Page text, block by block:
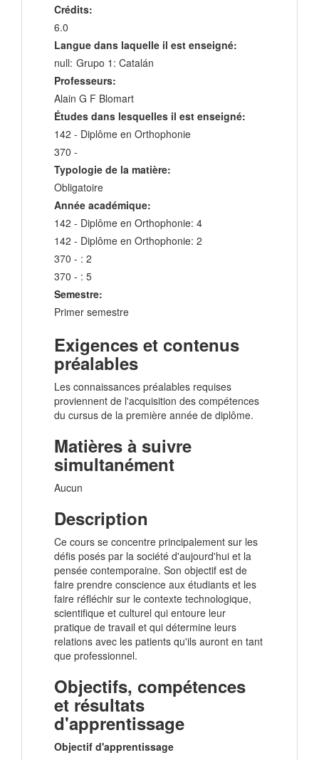
Crédits:
6.0
Langue dans laquelle il est enseigné:
null: Grupo 1: Catalán
Professeurs:
Alain G F Blomart
Études dans lesquelles il est enseigné:
142 - Diplôme en Orthophonie
370 -
Typologie de la matière:
Obligatoire
Année académique:
142 - Diplôme en Orthophonie: 4
142 - Diplôme en Orthophonie: 2
370 - : 2
370 - : 5
Semestre:
Primer semestre
Exigences et contenus
préalables
Les connaissances préalables requises
proviennent de l'acquisition des compétences
du cursus de la première année de diplôme.
Matières à suivre
simultanément
Aucun
Description
Ce cours se concentre principalement sur les
défis posés par la société d'aujourd'hui et la
pensée contemporaine. Son objectif est de
faire prendre conscience aux étudiants et les
faire réfléchir sur le contexte technologique,
scientifique et culturel qui entoure leur
pratique de travail et qui détermine leurs
relations avec les patients qu'ils auront en tant
que professionnel.
Objectifs, compétences
et résultats
d'apprentissage
Objectif d'apprentissage